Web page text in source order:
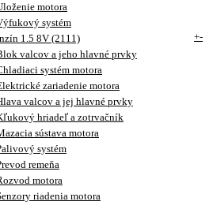
motora
systém
1.5 8V (2111)
+-
valcov a jeho hlavné prvky
systém motora
zariadenie motora
valcov a jej hlavné prvky
hriadeľ a zotrvačník
sústava motora
systém
remeňa
motora
riadenia motora